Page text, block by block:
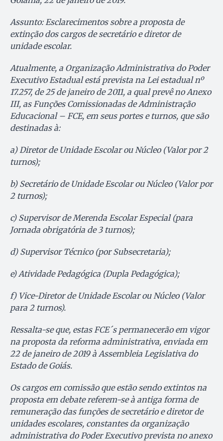
Assunto: Esclarecimentos sobre a proposta de
extinção dos cargos de secretário e diretor de
unidade escolar.
Atualmente, a Organização Administrativa do Poder
Executivo Estadual está prevista na Lei estadual nº
17.257, de 25 de janeiro de 2011, a qual prevê no Anexo
III, as Funções Comissionadas de Administração
Educacional – FCE, em seus portes e turnos, que são
destinadas à:
a) Diretor de Unidade Escolar ou Núcleo (Valor por 2
turnos);
b) Secretário de Unidade Escolar ou Núcleo (Valor por
2 turnos);
c) Supervisor de Merenda Escolar Especial (para
Jornada obrigatória de 3 turnos);
d) Supervisor Técnico (por Subsecretaria);
e) Atividade Pedagógica (Dupla Pedagógica);
f) Vice-Diretor de Unidade Escolar ou Núcleo (Valor
para 2 turnos).
Ressalta-se que, estas FCE´s permanecerão em vigor
na proposta da reforma administrativa, enviada em
22 de janeiro de 2019 à Assembleia Legislativa do
Estado de Goiás.
Os cargos em comissão que estão sendo extintos na
proposta em debate referem-se à antiga forma de
remuneração das funções de secretário e diretor de
unidades escolares, constantes da organização
administrativa do Poder Executivo prevista no anexo